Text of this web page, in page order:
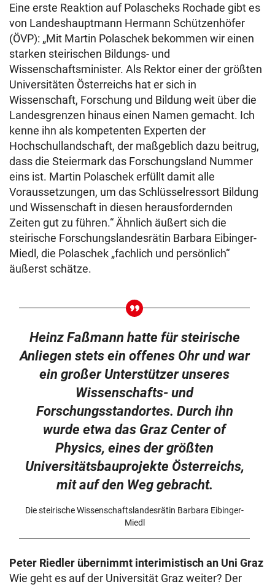
Eine erste Reaktion auf Polascheks Rochade gibt es
von Landeshauptmann Hermann Schützenhöfer
(ÖVP): „Mit Martin Polaschek bekommen wir einen
starken steirischen Bildungs- und
Wissenschaftsminister. Als Rektor einer der größten
Universitäten Österreichs hat er sich in
Wissenschaft, Forschung und Bildung weit über die
Landesgrenzen hinaus einen Namen gemacht. Ich
kenne ihn als kompetenten Experten der
Hochschullandschaft, der maßgeblich dazu beitrug,
dass die Steiermark das Forschungsland Nummer
eins ist. Martin Polaschek erfüllt damit alle
Voraussetzungen, um das Schlüsselressort Bildung
und Wissenschaft in diesen herausfordernden
Zeiten gut zu führen.“ Ähnlich äußert sich die
steirische Forschungslandesrätin Barbara Eibinger-
Miedl, die Polaschek „fachlich und persönlich“
äußerst schätze.
Heinz Faßmann hatte für steirische
Anliegen stets ein offenes Ohr und war
ein großer Unterstützer unseres
Wissenschafts- und
Forschungsstandortes. Durch ihn
wurde etwa das Graz Center of
Physics, eines der größten
Universitätsbauprojekte Österreichs,
mit auf den Weg gebracht.
Die steirische Wissenschaftslandesrätin Barbara Eibinger-
Miedl
Peter Riedler übernimmt interimistisch an Uni Graz
Wie geht es auf der Universität Graz weiter? Der